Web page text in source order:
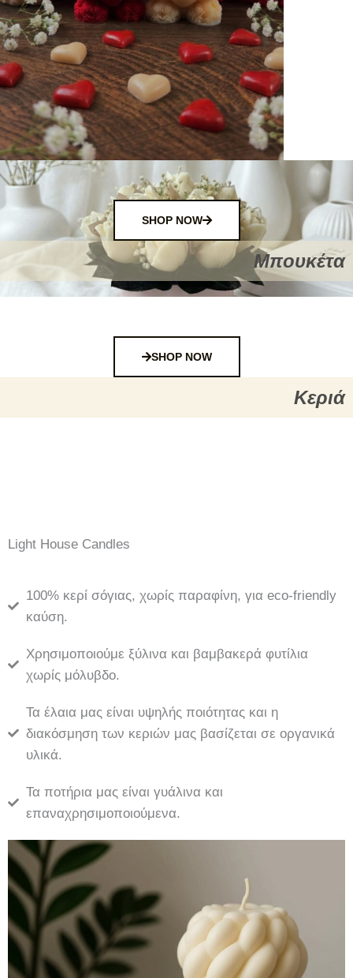
SHOP NOW
Μπουκέτα
SHOP NOW
Κεριά
Light House Candles
100% κερί σόγιας, χωρίς παραφίνη, για eco-friendly
καύση.
Χρησιμοποιούμε ξύλινα και βαμβακερά φυτίλια
χωρίς μόλυβδο.
Τα έλαια μας είναι υψηλής ποιότητας και η
διακόσμηση των κεριών μας βασίζεται σε οργανικά
υλικά.
Τα ποτήρια μας είναι γυάλινα και
επαναχρησιμοποιούμενα.